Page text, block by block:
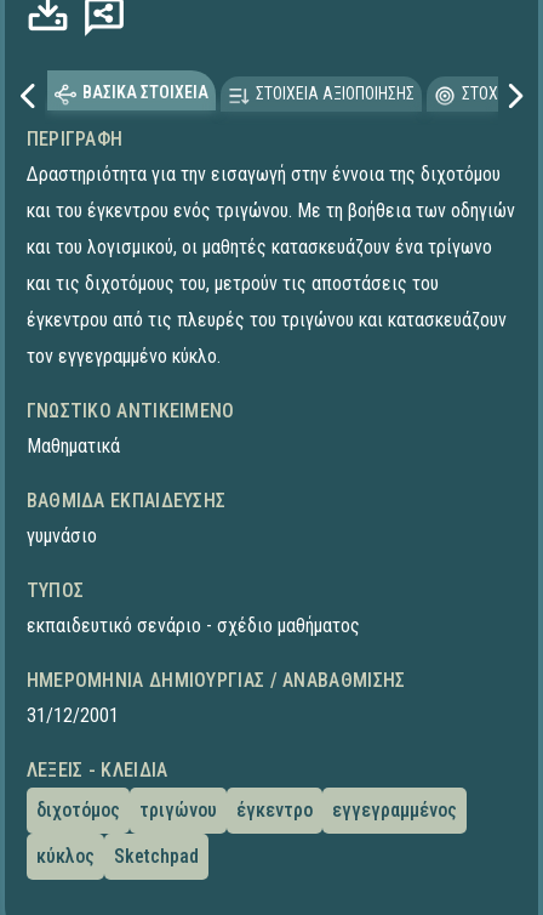
ΒΑΣΙΚΑ ΣΤΟΙΧΕΙΑ ΣΤΟΙΧΕΙΑ ΑΞΙΟΠΟΙΗΣΗΣ
ΠΕΡΙΓΡΑΦΉ
Δραστηριότητα για την εισαγωγή στην έννοια της διχοτόμου
και του έγκεντρου ενός τριγώνου. Με τη βοήθεια των οδηγιών
και του λογισμικού, οι μαθητές κατασκευάζουν ένα τρίγωνο
και τις διχοτόμους του, μετρούν τις αποστάσεις του
έγκεντρου από τις πλευρές του τριγώνου και κατασκευάζουν
τον εγγεγραμμένο κύκλο.
ΓΝΩΣΤΙΚΌ ΑΝΤΙΚΕΊΜΕΝΟ
Μαθηματικά
ΒΑΘΜΊΔΑ ΕΚΠΑΊΔΕΥΣΗΣ
γυμνάσιο
ΤΎΠΟΣ
εκπαιδευτικό σενάριο - σχέδιο μαθήματος
ΗΜΕΡΟΜΗΝΊΑ ΔΗΜΙΟΥΡΓΊΑΣ / ΑΝΑΒΆΘΜΙΣΗΣ
31/12/2001
ΛΈΞΕΙΣ - ΚΛΕΙΔΙΆ
διχοτόμος
τριγώνου έγκεντρο
εγγεγραμμένος
κύκλος
Sketchpad